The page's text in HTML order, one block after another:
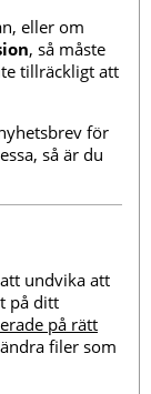
eller om
, så måste
tillräckligt att
för
så är du
undvika att
på ditt
på rätt
filer som